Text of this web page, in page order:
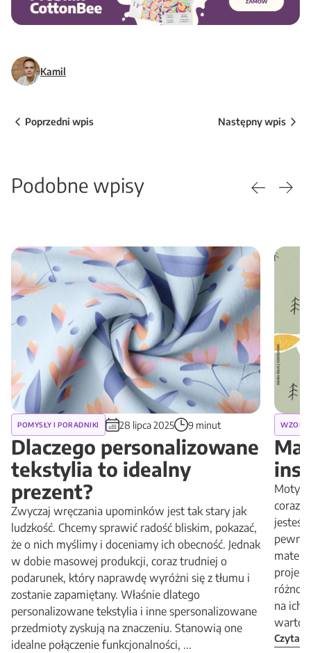
Kamil
Poprzedni wpis Następny wpis
Podobne wpisy
POMYSŁY I PORADNIKI 28 lipca 2025 9 minut
Dlaczego personalizowane
tekstylia to idealny
prezent?
Zwyczaj wręczania upominków jest tak stary jak
ludzkość. Chcemy sprawić radość bliskim, pokazać,
że o nich myślimy i doceniamy ich obecność. Jednak
w dobie masowej produkcji, coraz trudniej o
podarunek, który naprawdę wyróżni się z tłumu i
zostanie zapamiętany. Właśnie dlatego
personalizowane tekstylia i inne spersonalizowane
przedmioty zyskują na znaczeniu. Stanowią one
idealne połączenie funkcjonalności, ...
WZORY
coraz
jesteś
na ich
warto
Czytaj